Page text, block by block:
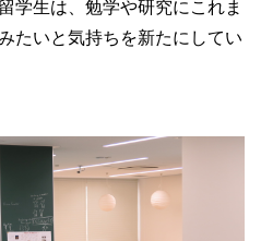
学生は、勉学や研究にこれま
たいと気持ちを新たにしてい